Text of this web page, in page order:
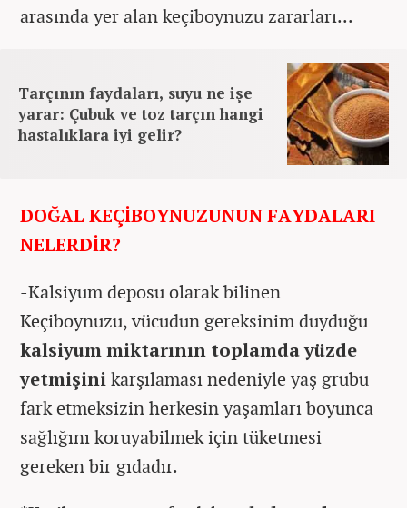
arasında yer alan keçiboynuzu zararları...
Tarçının faydaları, suyu ne işe
yarar: Çubuk ve toz tarçın hangi
hastalıklara iyi gelir?
DOĞAL KEÇİBOYNUZUNUN FAYDALARI
NELERDİR?
-Kalsiyum deposu olarak bilinen
Keçiboynuzu, vücudun gereksinim duyduğu
kalsiyum miktarının toplamda yüzde
yetmişinikarşılaması nedeniyle yaş grubu
fark etmeksizin herkesin yaşamları boyunca
sağlığını koruyabilmek için tüketmesi
gereken bir gıdadır.